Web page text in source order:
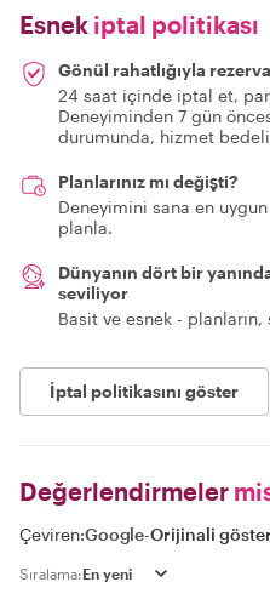
Esnek iptal politikası
Gönül rahatlığıyla
24 saat içinde iptal et,
Deneyiminden 7 gün
durumunda, hizmet
Planlarınız mı değişti?
Deneyimini sana en
planla.
Dünyanın dört bir
seviliyor
Basit ve esnek - planların,
İptal politikasını göster
Değerlendirmeler
Çeviren:Google-Orijinali göster
Sıralama: